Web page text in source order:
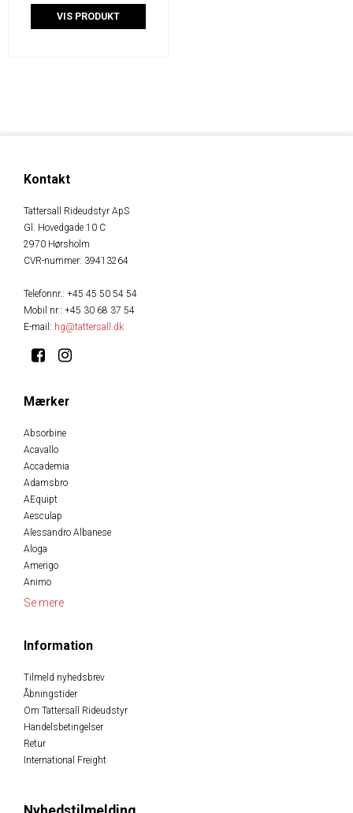
VIS PRODUKT
Kontakt
Tattersall Rideudstyr ApS
Gl. Hovedgade 10 C
2970 Hørsholm
CVR-nummer: 39413264
Telefonnr.: +45 45 50 54 54
Mobil nr.: +45 30 68 37 54
E-mail : hg@tattersall.dk
Mærker
Absorbine
Acavallo
Accademia
Adamsbro
AEquipt
Aesculap
Alessandro Albanese
Aloga
Amerigo
Animo
Se mere
Information
Tilmeld nyhedsbrev
Åbningstider
Om Tattersall Rideudstyr
Handelsbetingelser
Retur
International Freight